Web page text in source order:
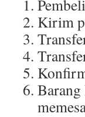
Kirim